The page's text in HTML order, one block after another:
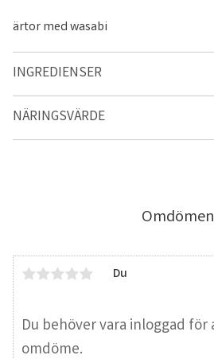
ärtor med wasabi
INGREDIENSER
NÄRINGSVÄRDE
Omdömen
Du